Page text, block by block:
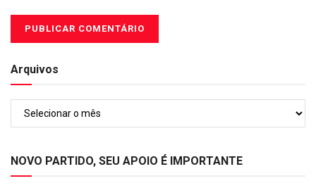
Arquivos
Arquivos
NOVO PARTIDO, SEU APOIO É IMPORTANTE